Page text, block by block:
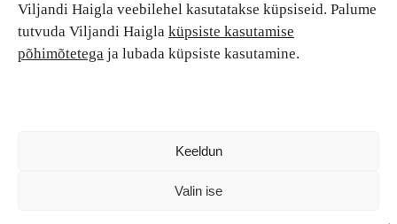
Viljandi Haigla veebilehel kasutatakse küpsiseid. Palume
tutvuda Viljandi Haigla küpsiste kasutamise
põhimõtetega ja lubada küpsiste kasutamine.
Keeldun
Valin ise
Patsiendi turvalisus ja õigused
Patsiendi õigused ja kohustused
Patsiendiohutus
Patsientide nõukoda